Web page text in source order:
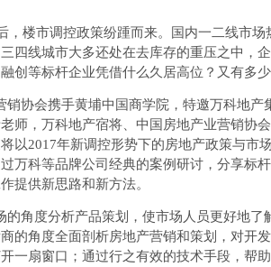
，楼市调控政策纷踵而来。国内一二线市
四线城市大多还处在去库存的重压之中，
创等标杆企业凭借什么久居高位？又有多
销协会携手黄埔中国商学院，特邀万科地产
师，万科地产宿将、中国房地产业营销协
以2017年新调控形势下的房地产政策与市
万科等品牌公司经典的案例研讨，分享标
提供新思路和新方法。
的角度分析产品策划，使市场人员更好地
的角度全面剖析房地产营销和策划，对开
一扇窗口；通过行之有效的技术手段，帮